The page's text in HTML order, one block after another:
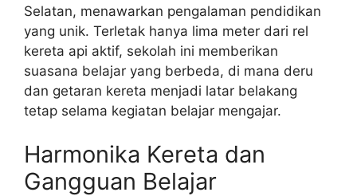
Selatan, menawarkan pengalaman pendidikan
yang unik. Terletak hanya lima meter dari rel
kereta api aktif, sekolah ini memberikan
suasana belajar yang berbeda, di mana deru
dan getaran kereta menjadi latar belakang
tetap selama kegiatan belajar mengajar.
Harmonika Kereta dan
Gangguan Belajar